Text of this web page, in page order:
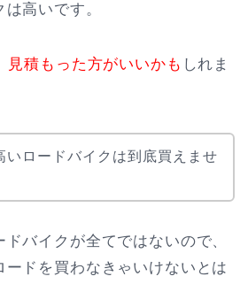
高いです。
見積もった方がいいかも しれま
いロードバイクは到底買えませ
バイクが全てではないので、
ードを買わなきゃいけないとは